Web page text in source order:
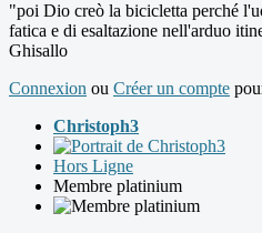
"poi Dio creò la bicicletta perché
fatica e di esaltazione nell'arduo
Ghisallo
Connexion ou Créer un compte
Christoph3
Hors Ligne
Membre platinium